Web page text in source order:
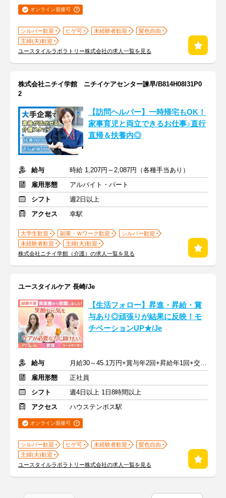
オンライン面接可
シルバー歓迎 ヒゲ可 未経験者歓迎
髪色自由
主婦(夫)歓迎
ユースタイルラボラトリー株式会社の求人一覧を見る
株式会社ニチイ学館 ニチイケアセンター諫早/B814H08I31P0
2
【訪問ヘルパー】一時帰宅もOK！
家事育児と両立できるお仕事♪直行
直帰＆扶養内◎
給与
時給 1,207円～2,087円（各種手当あり）
雇用形態
アルバイト・パート
シフト
週2日以上
アクセス
幸駅
大学生歓迎 副業・Ｗワーク歓迎
シルバー歓迎
未経験者歓迎
主婦(夫)歓迎
株式会社ニチイ学館（介護）の求人一覧を見る
ユースタイルケア 長崎/Je
【生活フォロー】昇進・昇給・賞
与あり◎頑張りが結果に反映！モ
チベーションUP★/Je
給与
月給30～45.1万円+賞与年2回+昇給年1回+交通費全額
雇用形態
正社員
シフト
週4日以上 1日8時間以上
アクセス
ハウステンボス駅
オンライン面接可
シルバー歓迎 ヒゲ可 未経験者歓迎
髪色自由
主婦(夫)歓迎
ユースタイルラボラトリー株式会社の求人一覧を見る